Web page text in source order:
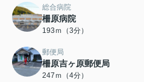
総合病院
柵原病院
193ｍ（3分）
郵便局
柵原吉ヶ原郵便局
247ｍ（4分）